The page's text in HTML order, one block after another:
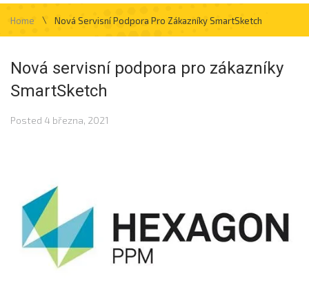
Home \ Nová Servisní Podpora Pro Zákazníky SmartSketch
Nová servisní podpora pro zákazníky
SmartSketch
Posted 4 března, 2021